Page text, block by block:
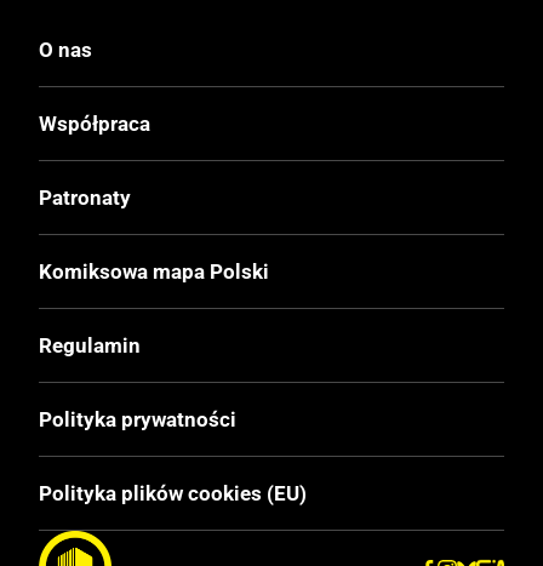
Wydanie
I
Druk
Czerń / Biel
Oprawa
124x176 mm
Liczba Stron
O nas
Współpraca
Patronaty
Komiksowa mapa Polski
Regulamin
Polityka prywatności
Polityka plików cookies (EU)